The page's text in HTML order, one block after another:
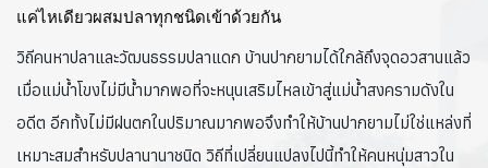
แค่ไหเดียวผสมปลาทุกชนิดเข้าด้วยกัน
วิถีคนหาปลาและวัฒนธรรมปลาแดก บ้านปากยามได้ใกล้ถึงจุดอวสานแล้ว
เมื่อแม่น้ำโขงไม่มีน้ำมากพอที่จะหนุนเสริมไหลเข้าสู่แม่น้ำสงครามดังใน
อดีต อีกทั้งไม่มีฝนตกในปริมาณมากพอจึงทำให้บ้านปากยามไม่ใช่แหล่งที่
เหมาะสมสำหรับปลานานาชนิด วิถีที่เปลี่ยนแปลงไปนี้ทำให้คนหนุ่มสาวใน